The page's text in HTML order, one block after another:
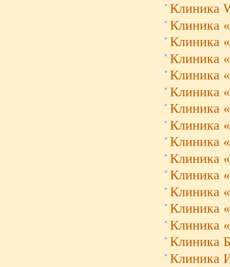
Клиника
Клиника
Клиника
Клиника
Клиника
Клиника
Клиника
Клиника
Клиника
Клиника
Клиника
Клиника
Клиника
Клиника
Клиника
Клиника